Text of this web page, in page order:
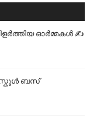
ഓർമ്മകൾ ✍️
സ്കൂൾ ബസ്